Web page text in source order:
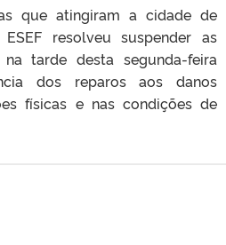
que atingiram a cidade de
resolveu suspender as
tarde desta segunda-feira
dos reparos aos danos
físicas e nas condições de